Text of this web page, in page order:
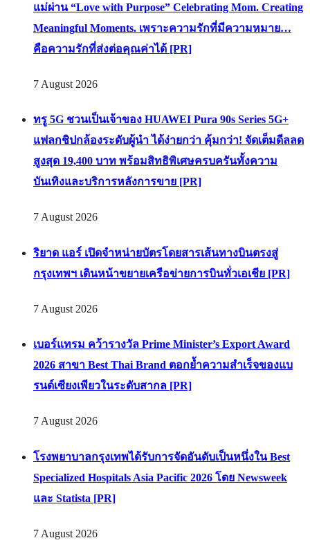
แม่ผ่าน “Love with Purpose” Celebrating Mom. Creating
Meaningful Moments. เพราะความรักที่มีความหมาย…
คือความรักที่ส่งต่อคุณค่าได้ [PR]
7 August 2026
ทรู 5G ชวนเป็นเจ้าของ HUAWEI Pura 90s Series 5G+
แฟลกชิปกล้องระดับผู้นำ ได้ง่ายกว่า คุ้มกว่า! จัดเต็มดีลลด
สูงสุด 19,400 บาท พร้อมสิทธิพิเศษครบครันทั้งความ
บันเทิงและบริการหลังการขาย [PR]
7 August 2026
ริยาด แอร์ เปิดจำหน่ายบัตรโดยสารเส้นทางบินตรงสู่
กรุงเทพฯ เดินหน้าขยายเครือข่ายการบินทั่วเอเชีย [PR]
7 August 2026
เบอร์แทรม คว้ารางวัล Prime Minister’s Export Award
2026 สาขา Best Thai Brand ตอกย้ำความสำเร็จของแบ
รนด์เซียงเพียวในระดับสากล [PR]
7 August 2026
โรงพยาบาลกรุงเทพได้รับการจัดอันดับเป็นหนึ่งใน Best
Specialized Hospitals Asia Pacific 2026 โดย Newsweek
และ Statista [PR]
7 August 2026